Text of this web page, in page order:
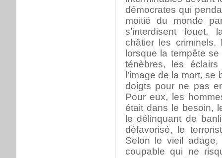
démocrates qui
moitié du monde
s’interdisent fouet,
châtier les
lorsque la tempête
ténèbres, les
l’image de la mort,
doigts pour ne pas
Pour eux, les
était dans le besoin,
le délinquant de
défavorisé, le
Selon le vieil adage,
coupable qui ne